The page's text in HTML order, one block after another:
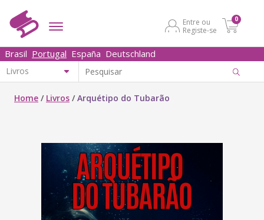
Entre ou
Registe-se
0
Brasil Portugal España Deutschland
Home / Livros /Arquétipo do Tubarão